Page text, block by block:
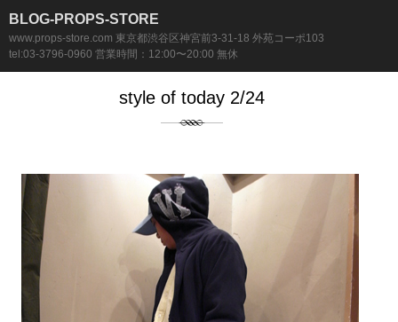
BLOG-PROPS-STORE
www.props-store.com 東京都渋谷区神宮前3-31-18 外苑コーポ103
tel:03-3796-0960 営業時間：12:00〜20:00 無休
style of today 2/24